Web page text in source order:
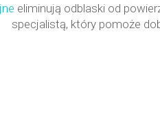
eliminują odblaski od
specjalistą, który pomoże